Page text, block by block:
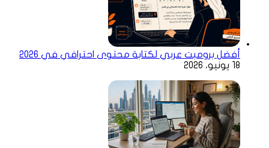
أفضل برومبت عربي لكتابة محتوى احترافي في 2026
18 يونيو، 2026